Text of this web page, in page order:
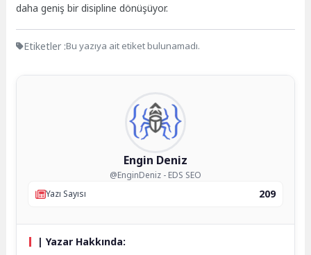
daha geniş bir disipline dönüşüyor.
Etiketler :Bu yazıya ait etiket bulunamadı.
Engin Deniz
@EnginDeniz - EDS SEO
Yazı Sayısı
209
| Yazar Hakkında: